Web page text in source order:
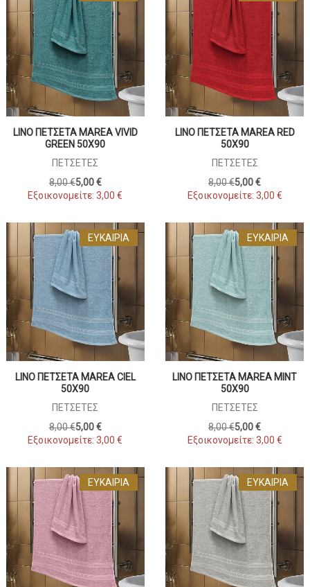
LINO ΠΕΤΣΕΤΑ MAREA VIVID
GREEN 50X90
ΠΕΤΣΈΤΕΣ
8,00 €5,00 €
Εξοικονομείτε:3,00 €
LINO ΠΕΤΣΕΤΑ MAREA RED
50X90
ΠΕΤΣΈΤΕΣ
8,00 €5,00 €
Εξοικονομείτε: 3,00 €
ΕΥΚΑΙΡΊΑ
LINO ΠΕΤΣΕΤΑ MAREA CIEL
50X90
ΠΕΤΣΈΤΕΣ
8,00 €5,00 €
Εξοικονομείτε:3,00 €
ΕΥΚΑΙΡΊΑ
LINO ΠΕΤΣΕΤΑ MAREA MINT
50X90
ΠΕΤΣΈΤΕΣ
8,00 €5,00 €
Εξοικονομείτε: 3,00 €
ΕΥΚΑΙΡΊΑ ΕΥΚΑΙΡΊΑ